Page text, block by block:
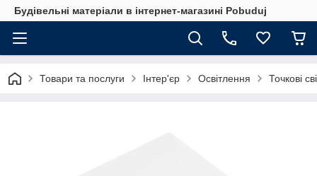
Будівельні матеріали в інтернет-магазині Pobuduj
Товари та послуги Інтер'єр Освітлення Точкові